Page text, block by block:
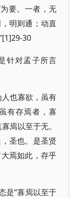
为要。一者，无
明则通；动直
30
针对孟子所言
也寡欲，虽有
有存焉者，寡
焉以至于无。
圣也。是圣贤
焉如此，存乎
是“寡焉以至于